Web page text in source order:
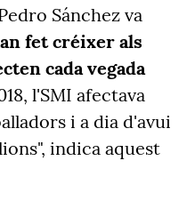
Sánchez va
fet créixer als
cada vegada
l'SMI afectava
i a dia d'avui
indica aquest